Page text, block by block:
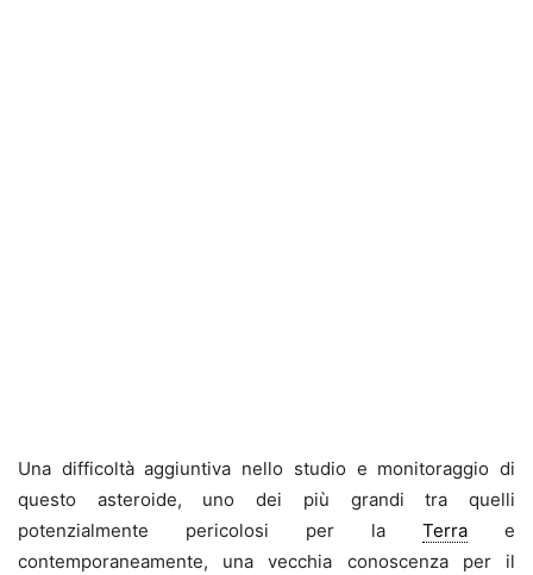
Una difficoltà aggiuntiva nello studio e monitoraggio di
questo asteroide, uno dei più grandi tra quelli
potenzialmente pericolosi per la Terra e
contemporaneamente, una vecchia conoscenza per il